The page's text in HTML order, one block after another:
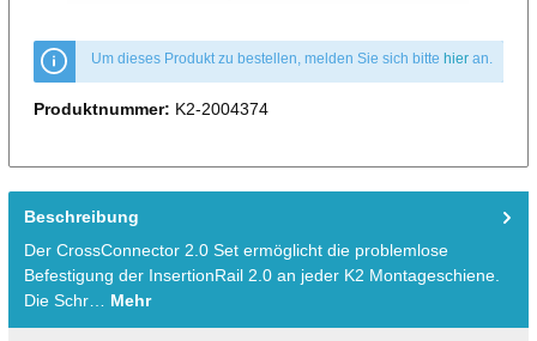
Um dieses Produkt zu bestellen, melden Sie sich bitte hieran.
Produktnummer: K2-2004374
Beschreibung
Der CrossConnector 2.0 Set ermöglicht die problemlose
Befestigung der InsertionRail 2.0 an jeder K2 Montageschiene.
Die Schr… Mehr